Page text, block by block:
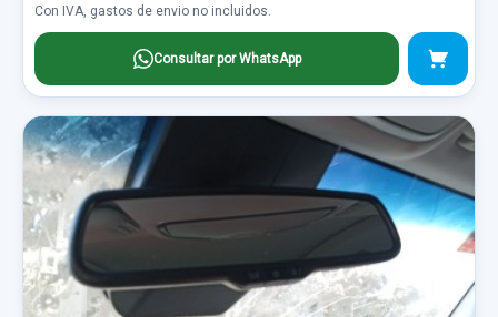
Con IVA, gastos de envio no incluidos.
Consultar por WhatsApp